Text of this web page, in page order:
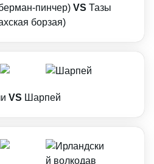
пинчер) VS Тазы
борзая)
VS Шарпей